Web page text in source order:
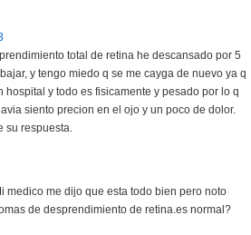
total de retina he descansado por 5
y tengo miedo q se me cayga de nuevo ya q
hospital y todo es fisicamente y pesado por lo q
siento precion en el ojo y un poco de dolor.
su respuesta.
medico me dijo que esta todo bien pero noto
de desprendimiento de retina.es normal?